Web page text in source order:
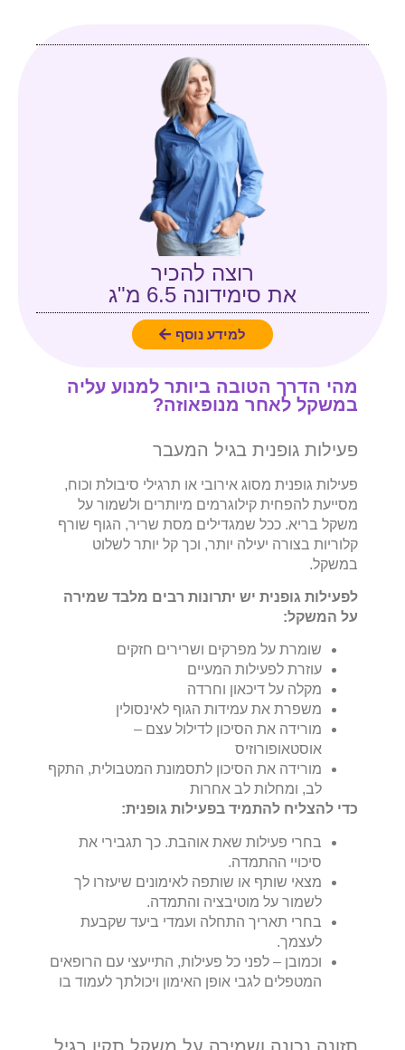
רוצה להכיר
את סימידונה 6.5 מ"ג
למידע נוסף
מהי הדרך הטובה ביותר למנוע עליה
במשקל לאחר מנופאוזה?
פעילות גופנית בגיל המעבר
פעילות גופנית מסוג אירובי או תרגילי סיבולת וכוח,
מסייעת להפחית קילוגרמים מיותרים ולשמור על
משקל בריא. ככל שמגדילים מסת שריר, הגוף שורף
קלוריות בצורה יעילה יותר, וכך קל יותר לשלוט
במשקל.
לפעילות גופנית יש יתרונות רבים מלבד שמירה
על המשקל:
שומרת על מפרקים ושרירים חזקים
עוזרת לפעילות המעיים
מקלה על דיכאון וחרדה
משפרת את עמידות הגוף לאינסולין
מורידה את הסיכון לדילול עצם –
אוסטאופורוזיס
מורידה את הסיכון לתסמונת המטבולית, התקף
לב, ומחלות לב אחרות
כדי להצליח להתמיד בפעילות גופנית:
בחרי פעילות שאת אוהבת. כך תגבירי את
סיכויי ההתמדה.
מצאי שותף או שותפה לאימונים שיעזרו לך
לשמור על מוטיבציה והתמדה.
בחרי תאריך התחלה ועמדי ביעד שקבעת
לעצמך.
וכמובן – לפני כל פעילות, התייעצי עם הרופאים
המטפלים לגבי אופן האימון ויכולתך לעמוד בו